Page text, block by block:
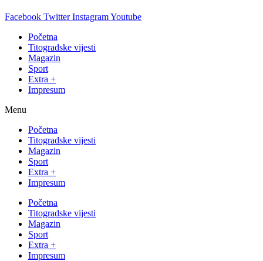
Facebook Twitter InstagramYoutube
Početna
Titogradske vijesti
Magazin
Sport
Extra +
Impresum
Menu
Početna
Titogradske vijesti
Magazin
Sport
Extra +
Impresum
Početna
Titogradske vijesti
Magazin
Sport
Extra +
Impresum